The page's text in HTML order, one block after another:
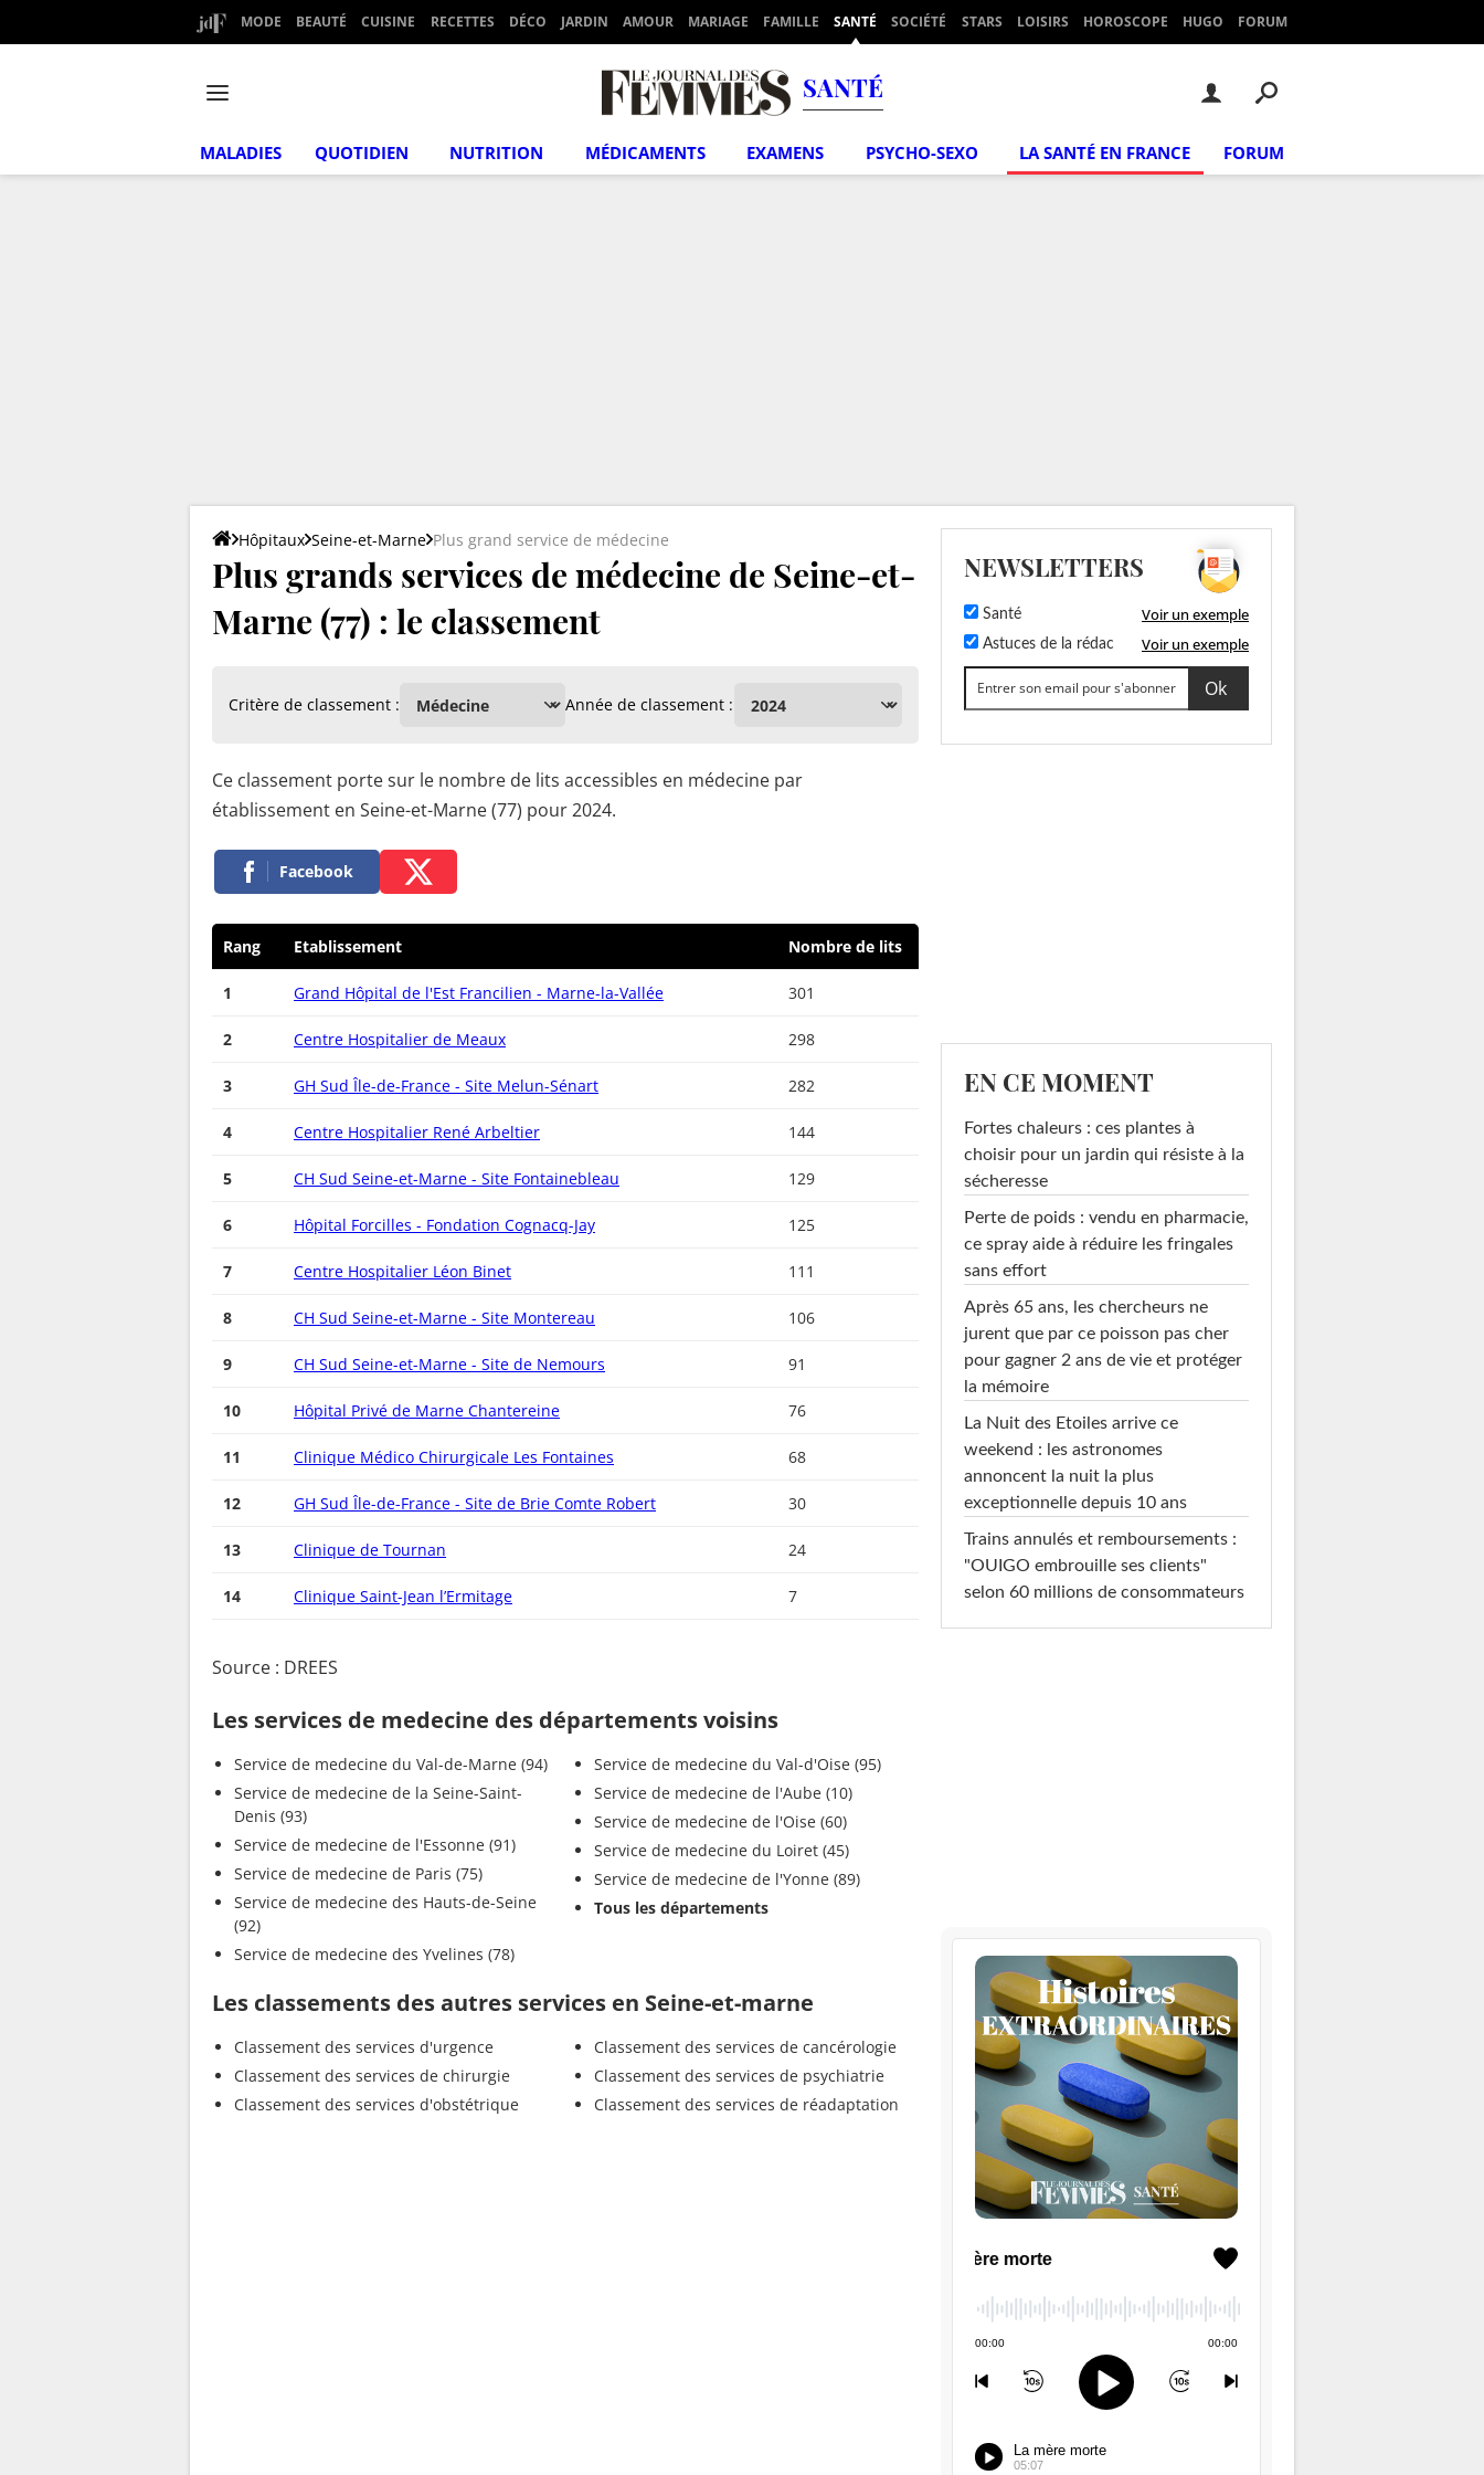
MODE BEAUTÉ CUISINE RECETTES DÉCO JARDIN AMOUR MARIAGE FAMILLE SANTÉ SOCIÉTÉ STARS LOISIRS HOROSCOPE HUGO FORUM
SANTÉ
MALADIES QUOTIDIEN NUTRITION MÉDICAMENTS EXAMENS PSYCHO-SEXO LA SANTÉ EN FRANCE FORUM
Hôpitaux Seine-et-Marne Plus grand service de médecine
Plus grands services de médecine de Seine-et-
Marne (77) : le classement
Critère de classement : Année de classement :
Ce classement porte sur le nombre de lits accessibles en médecine par
établissement en Seine-et-Marne (77) pour 2024.
Facebook
Rang Etablissement Nombre de lits
1 Grand Hôpital de l'Est Francilien - Marne-la-Vallée 301
2 Centre Hospitalier de Meaux 298
3 GH Sud Île-de-France - Site Melun-Sénart 282
4 Centre Hospitalier René Arbeltier 144
5 CH Sud Seine-et-Marne - Site Fontainebleau 129
6 Hôpital Forcilles - Fondation Cognacq-Jay 125
7 Centre Hospitalier Léon Binet 111
8 CH Sud Seine-et-Marne - Site Montereau 106
9 CH Sud Seine-et-Marne - Site de Nemours 91
10 Hôpital Privé de Marne Chantereine 76
11 Clinique Médico Chirurgicale Les Fontaines 68
12 GH Sud Île-de-France - Site de Brie Comte Robert 30
13 Clinique de Tournan 24
14 Clinique Saint-Jean l’Ermitage 7
Source : DREES
Les services de medecine des départements voisins
Service de medecine du Val-de-Marne (94)
Service de medecine de la Seine-Saint-
Denis (93)
Service de medecine de l'Essonne (91)
Service de medecine de Paris (75)
Service de medecine des Hauts-de-Seine
(92)
Service de medecine des Yvelines (78)
Service de medecine du Val-d'Oise (95)
Service de medecine de l'Aube (10)
Service de medecine de l'Oise (60)
Service de medecine du Loiret (45)
Service de medecine de l'Yonne (89)
Tous les départements
Les classements des autres services en Seine-et-marne
Classement des services d'urgence
Classement des services de chirurgie
Classement des services d'obstétrique
Classement des services de cancérologie
Classement des services de psychiatrie
Classement des services de réadaptation
NEWSLETTERS
Santé Voir un exemple
Astuces de la rédac Voir un exemple
EN CE MOMENT
Fortes chaleurs : ces plantes à
choisir pour un jardin qui résiste à la
sécheresse
Perte de poids : vendu en pharmacie,
ce spray aide à réduire les fringales
sans effort
Après 65 ans, les chercheurs ne
jurent que par ce poisson pas cher
pour gagner 2 ans de vie et protéger
la mémoire
La Nuit des Etoiles arrive ce
weekend : les astronomes
annoncent la nuit la plus
exceptionnelle depuis 10 ans
Trains annulés et remboursements :
"OUIGO embrouille ses clients"
selon 60 millions de consommateurs